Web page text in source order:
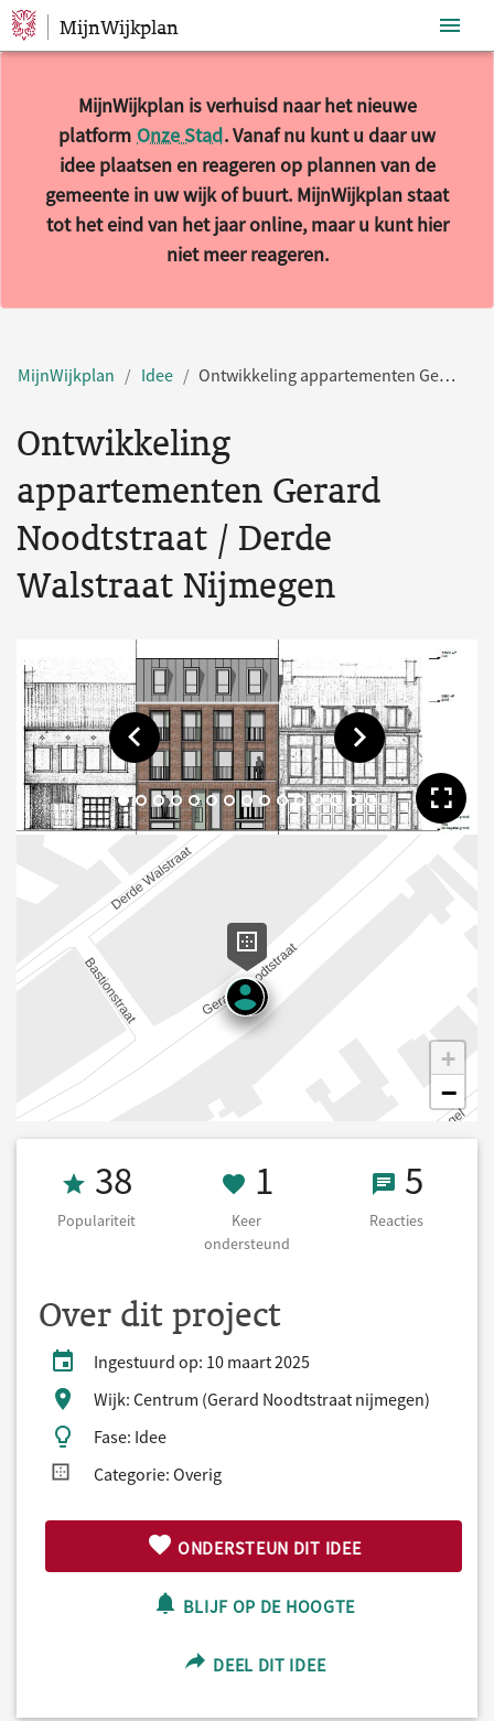
Sla navigatie over
MijnWijkplan
MijnWijkplan is verhuisd naar het nieuwe
platform Onze Stad. Vanaf nu kunt u daar uw
idee plaatsen en reageren op plannen van de
gemeente in uw wijk of buurt. MijnWijkplan staat
tot het eind van het jaar online, maar u kunt hier
niet meer reageren.
MijnWijkplan Idee Ontwikkeling appartementen Gerard Noodtstraat / Derde Walstraat Nijmegen
Ontwikkeling
appartementen Gerard
Noodtstraat / Derde
Walstraat Nijmegen
Toon vorige afbeelding Toon volgende
+
−
Populariteit 38
38
Populariteit
1 Keer
1
Keer
ondersteund
5 5
Reacties
Over dit project
Ingestuurd op: 10 maart 2025
Wijk: Centrum (Gerard Noodtstraat nijmegen)
Fase: Idee
Categorie: Overig
ONDERSTEUN DIT IDEE
BLIJF OP DE HOOGTE
DEEL DIT IDEE